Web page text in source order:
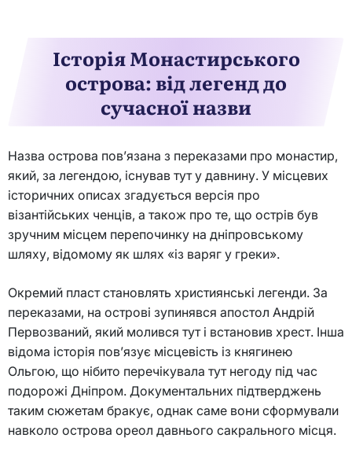
Історія Монастирського
острова: від легенд до
сучасної назви
Назва острова пов’язана з переказами про монастир,
який, за легендою, існував тут у давнину. У місцевих
історичних описах згадується версія про
візантійських ченців, а також про те, що острів був
зручним місцем перепочинку на дніпровському
шляху, відомому як шлях «із варяг у греки».
Окремий пласт становлять християнські легенди. За
переказами, на острові зупинявся апостол Андрій
Первозваний, який молився тут і встановив хрест. Інша
відома історія пов’язує місцевість із княгинею
Ольгою, що нібито перечікувала тут негоду під час
подорожі Дніпром. Документальних підтверджень
таким сюжетам бракує, однак саме вони сформували
навколо острова ореол давнього сакрального місця.